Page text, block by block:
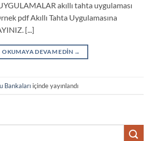
akıllı tahta uygulaması
pdf Akıllı Tahta Uygulamasına
[...]
OKUMAYA DEVAM EDIN →
Bankaları içinde yayınlandı